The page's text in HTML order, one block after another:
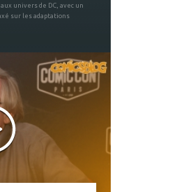
univers de DC, avec un
sur les adaptations